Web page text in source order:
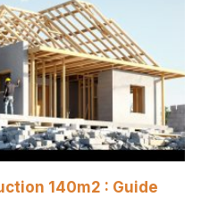
140m2 : Guide